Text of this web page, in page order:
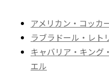
アメリカン・コッカ
ラブラドール・レト
キャバリア・キング
エル